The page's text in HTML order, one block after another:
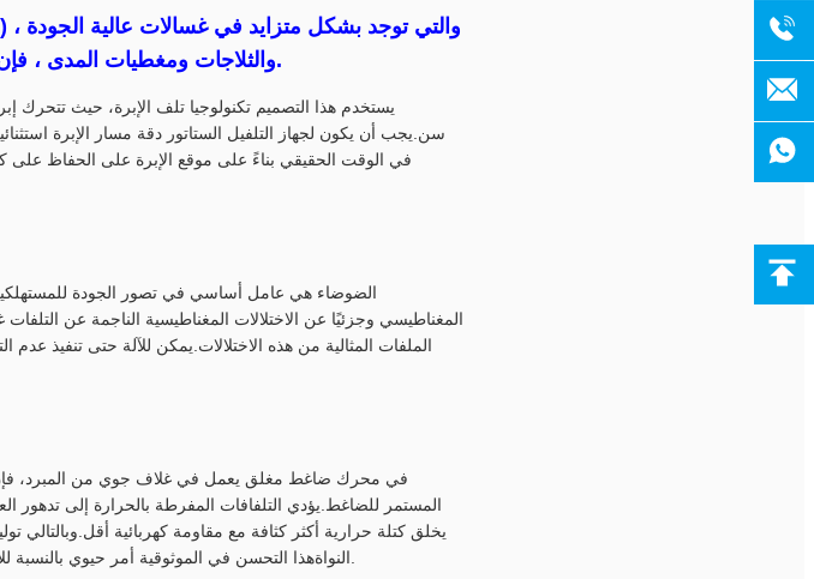
والثلاجات ومغطيات المدى ، فإن محولات الجرح المركزة ذات النواة المقطعة شائعة.
يستخدم هذا التصميم تكنولوجيا تلف الإبرة، حيث تتحرك
سن.يجب أن يكون لجهاز التلفيل الستاتور دقة مسار الإبرة
في الوقت الحقيقي بناءً على موقع الإبرة على الحفاظ على
الضوضاء هي عامل أساسي في تصور الجودة
المغناطيسي وجزئيًا عن الاختلالات المغناطيسية الناجمة عن
الملفات المثالية من هذه الاختلالات.يمكن للآلة حتى تنفيذ عدم
في محرك ضاغط مغلق يعمل في غلاف جوي من المبرد، فإن
المستمر للضاغط.يؤدي التلفافات المفرطة بالحرارة إلى
يخلق كتلة حرارية أكثر كثافة مع مقاومة كهربائية أقل.وبالتالي